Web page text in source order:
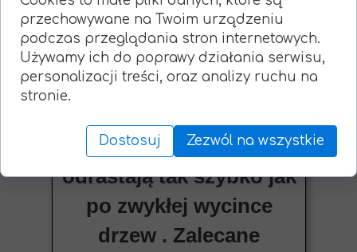
przypadku zakrzaczeń i
małych samosiewów nie
martwimy się o pieńki w
zmieszane z glebą i nie
odrastają tak szybko jak
po zwykłej wycince
drzew . Zalecane
przechowywane na Twoim urządzeniu
podczas przeglądania stron internetowych.
Używamy ich do poprawy działania serwisu,
personalizacji treści, oraz analizy ruchu na
stronie.
Dostosuj Zezwól na wszystkie